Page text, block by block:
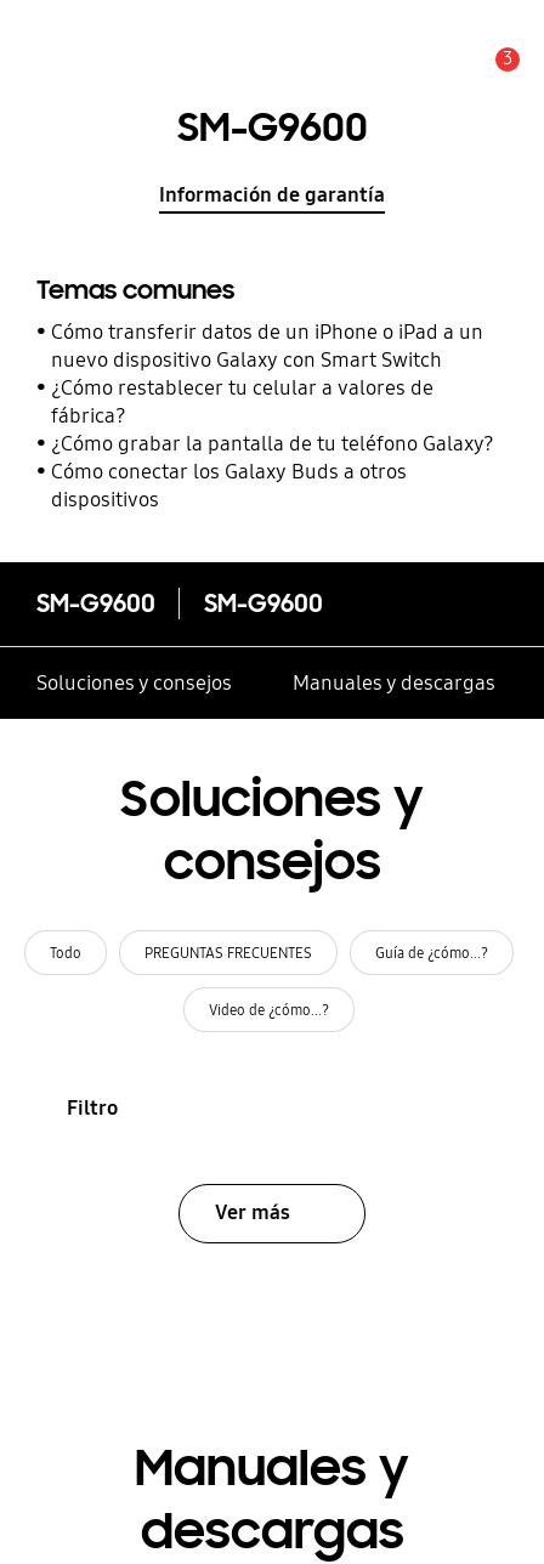
3
SM-G9600
Información de garantía
Temas comunes
Cómo transferir datos de un iPhone o iPad a un
nuevo dispositivo Galaxy con Smart Switch
¿Cómo restablecer tu celular a valores de
fábrica?
¿Cómo grabar la pantalla de tu teléfono Galaxy?
Cómo conectar los Galaxy Buds a otros
dispositivos
SM-G9600 SM-G9600
Soluciones y consejos Manuales y descargas
Soluciones y
consejos
Todo PREGUNTAS FRECUENTES Guía de ¿cómo...?
Video de ¿cómo...?
Filtro
Ver más
Manuales y
descargas